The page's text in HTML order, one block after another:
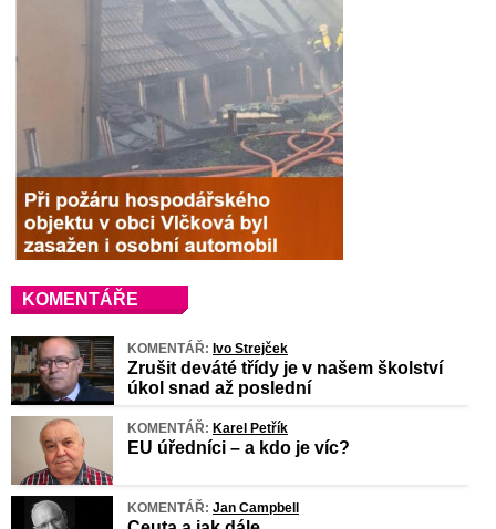
KOMENTÁŘE
KOMENTÁŘ: Ivo Strejček
Zrušit deváté třídy je v našem školství
úkol snad až poslední
KOMENTÁŘ: Karel Petřík
EU úředníci – a kdo je víc?
KOMENTÁŘ: Jan Campbell